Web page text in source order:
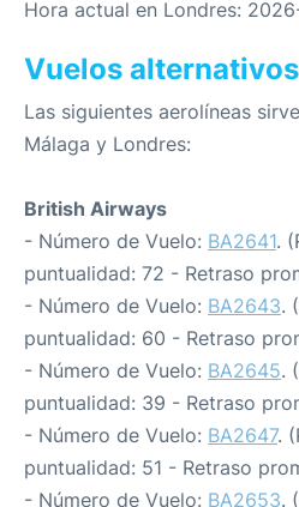
Hora actual en Londres:
Vuelos alternativos
Las siguientes aerolíneas
Málaga y Londres:
British Airways
- Número de Vuelo: BA2641.
puntualidad: 72 - Retraso
- Número de Vuelo: BA2643.
puntualidad: 60 - Retraso
- Número de Vuelo: BA2645.
puntualidad: 39 - Retraso
- Número de Vuelo: BA2647.
puntualidad: 51 - Retraso
- Número de Vuelo: BA2653.